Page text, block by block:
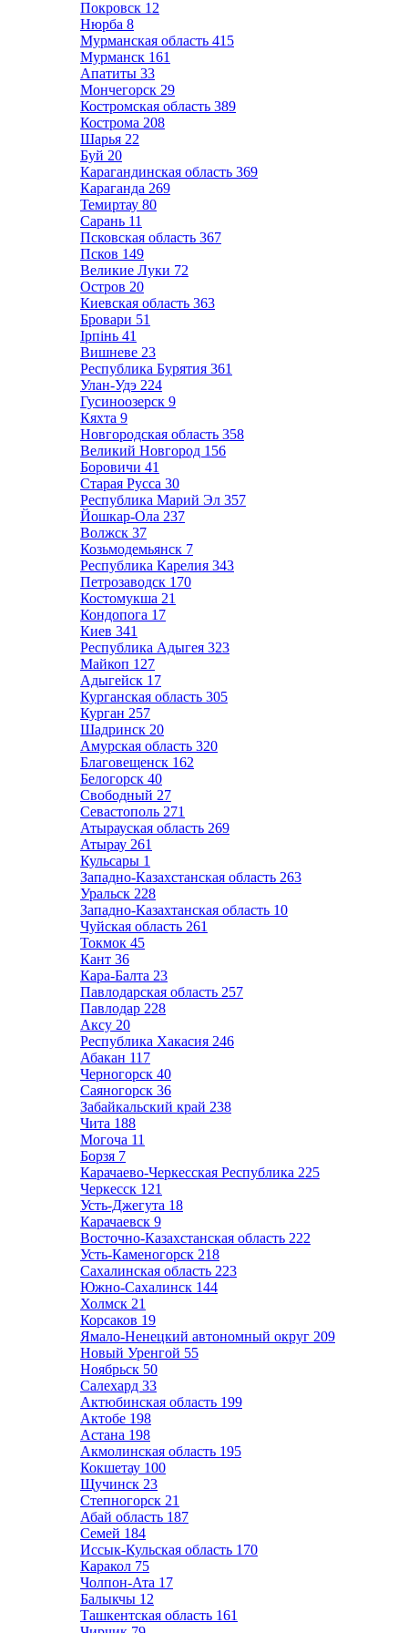
Покровск 12
Нюрба 8
Мурманская область 415
Мурманск 161
Апатиты 33
Мончегорск 29
Костромская область 389
Кострома 208
Шарья 22
Буй 20
Карагандинская область 369
Караганда 269
Темиртау 80
Сарань 11
Псковская область 367
Псков 149
Великие Луки 72
Остров 20
Киевская область 363
Бровари 51
Ірпінь 41
Вишневе 23
Республика Бурятия 361
Улан-Удэ 224
Гусиноозерск 9
Кяхта 9
Новгородская область 358
Великий Новгород 156
Боровичи 41
Старая Русса 30
Республика Марий Эл 357
Йошкар-Ола 237
Волжск 37
Козьмодемьянск 7
Республика Карелия 343
Петрозаводск 170
Костомукша 21
Кондопога 17
Киев 341
Республика Адыгея 323
Майкоп 127
Адыгейск 17
Курганская область 305
Курган 257
Шадринск 20
Амурская область 320
Благовещенск 162
Белогорск 40
Свободный 27
Севастополь 271
Атырауская область 269
Атырау 261
Кульсары 1
Западно-Казахстанская область 263
Уральск 228
Западно-Казахтанская область 10
Чуйская область 261
Токмок 45
Кант 36
Кара-Балта 23
Павлодарская область 257
Павлодар 228
Аксу 20
Республика Хакасия 246
Абакан 117
Черногорск 40
Саяногорск 36
Забайкальский край 238
Чита 188
Могоча 11
Борзя 7
Карачаево-Черкесская Республика 225
Черкесск 121
Усть-Джегута 18
Карачаевск 9
Восточно-Казахстанская область 222
Усть-Каменогорск 218
Сахалинская область 223
Южно-Сахалинск 144
Холмск 21
Корсаков 19
Ямало-Ненецкий автономный округ 209
Новый Уренгой 55
Ноябрьск 50
Салехард 33
Актюбинская область 199
Актобе 198
Астана 198
Акмолинская область 195
Кокшетау 100
Щучинск 23
Степногорск 21
Абай область 187
Семей 184
Иссык-Кульская область 170
Каракол 75
Чолпон-Ата 17
Балыкчы 12
Ташкентская область 161